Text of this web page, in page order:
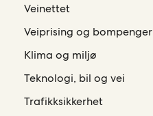
Veinettet
Veiprising og bompenger
Klima og miljø
Teknologi, bil og vei
Trafikksikkerhet